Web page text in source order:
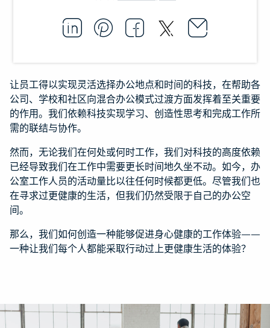
Share this article on
Opens in a new
Pin this article on
Opens in a new
Share this
Opens in a
Share this
Opens in
Email
Opens
让员工得以实现灵活选择办公地点和时间的科技，在帮助各
公司、学校和社区向混合办公模式过渡方面发挥着至关重要
的作用。我们依赖科技实现学习、创造性思考和完成工作所
需的联结与协作。
然而，无论我们在何处或何时工作，我们对科技的高度依赖
已经导致我们在工作中需要更长时间地久坐不动。如今，办
公室工作人员的活动量比以往任何时候都更低。尽管我们也
在寻求过更健康的生活，但我们仍然受限于自己的办公空
间。
那么，我们如何创造一种能够促进身心健康的工作体验——
一种让我们每个人都能采取行动过上更健康生活的体验？